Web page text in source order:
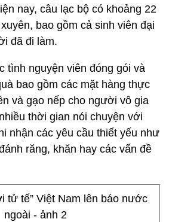
nay, câu lạc bộ có khoảng 22
bao gồm cả sinh viên đại
đã đi làm.
tình nguyện viên đóng gói và
bao gồm các mặt hàng thực
và gạo nếp cho người vô gia
thời gian nói chuyện với
nhận các yêu cầu thiết yếu như
răng, khăn hay các vấn đề